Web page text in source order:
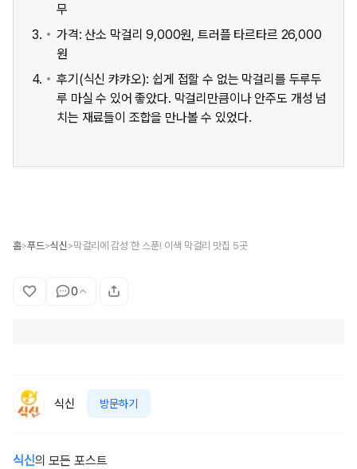
무
가격: 산소 막걸리 9,000원, 트러플 타르타르 26,000
원
후기(식신 캬캬오): 쉽게 접할 수 없는 막걸리를 두루두
루 마실 수 있어 좋았다. 막걸리만큼이나 안주도 개성 넘
치는 재료들이 조합을 만나볼 수 있었다.
홈>푸드>식신 >막걸리에 감성 한 스푼! 이색 막걸리 맛집 5곳
0
식신 방문하기
식신의 모든 포스트